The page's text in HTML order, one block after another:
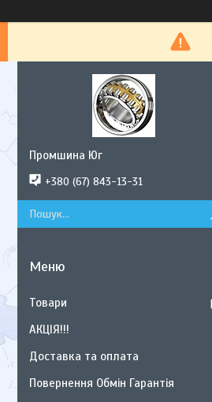
Промшина Юг
+380 (67) 843-13-31
Товари
АКЦІЯ!!!
Доставка та оплата
Повернення Обмін Гарантія